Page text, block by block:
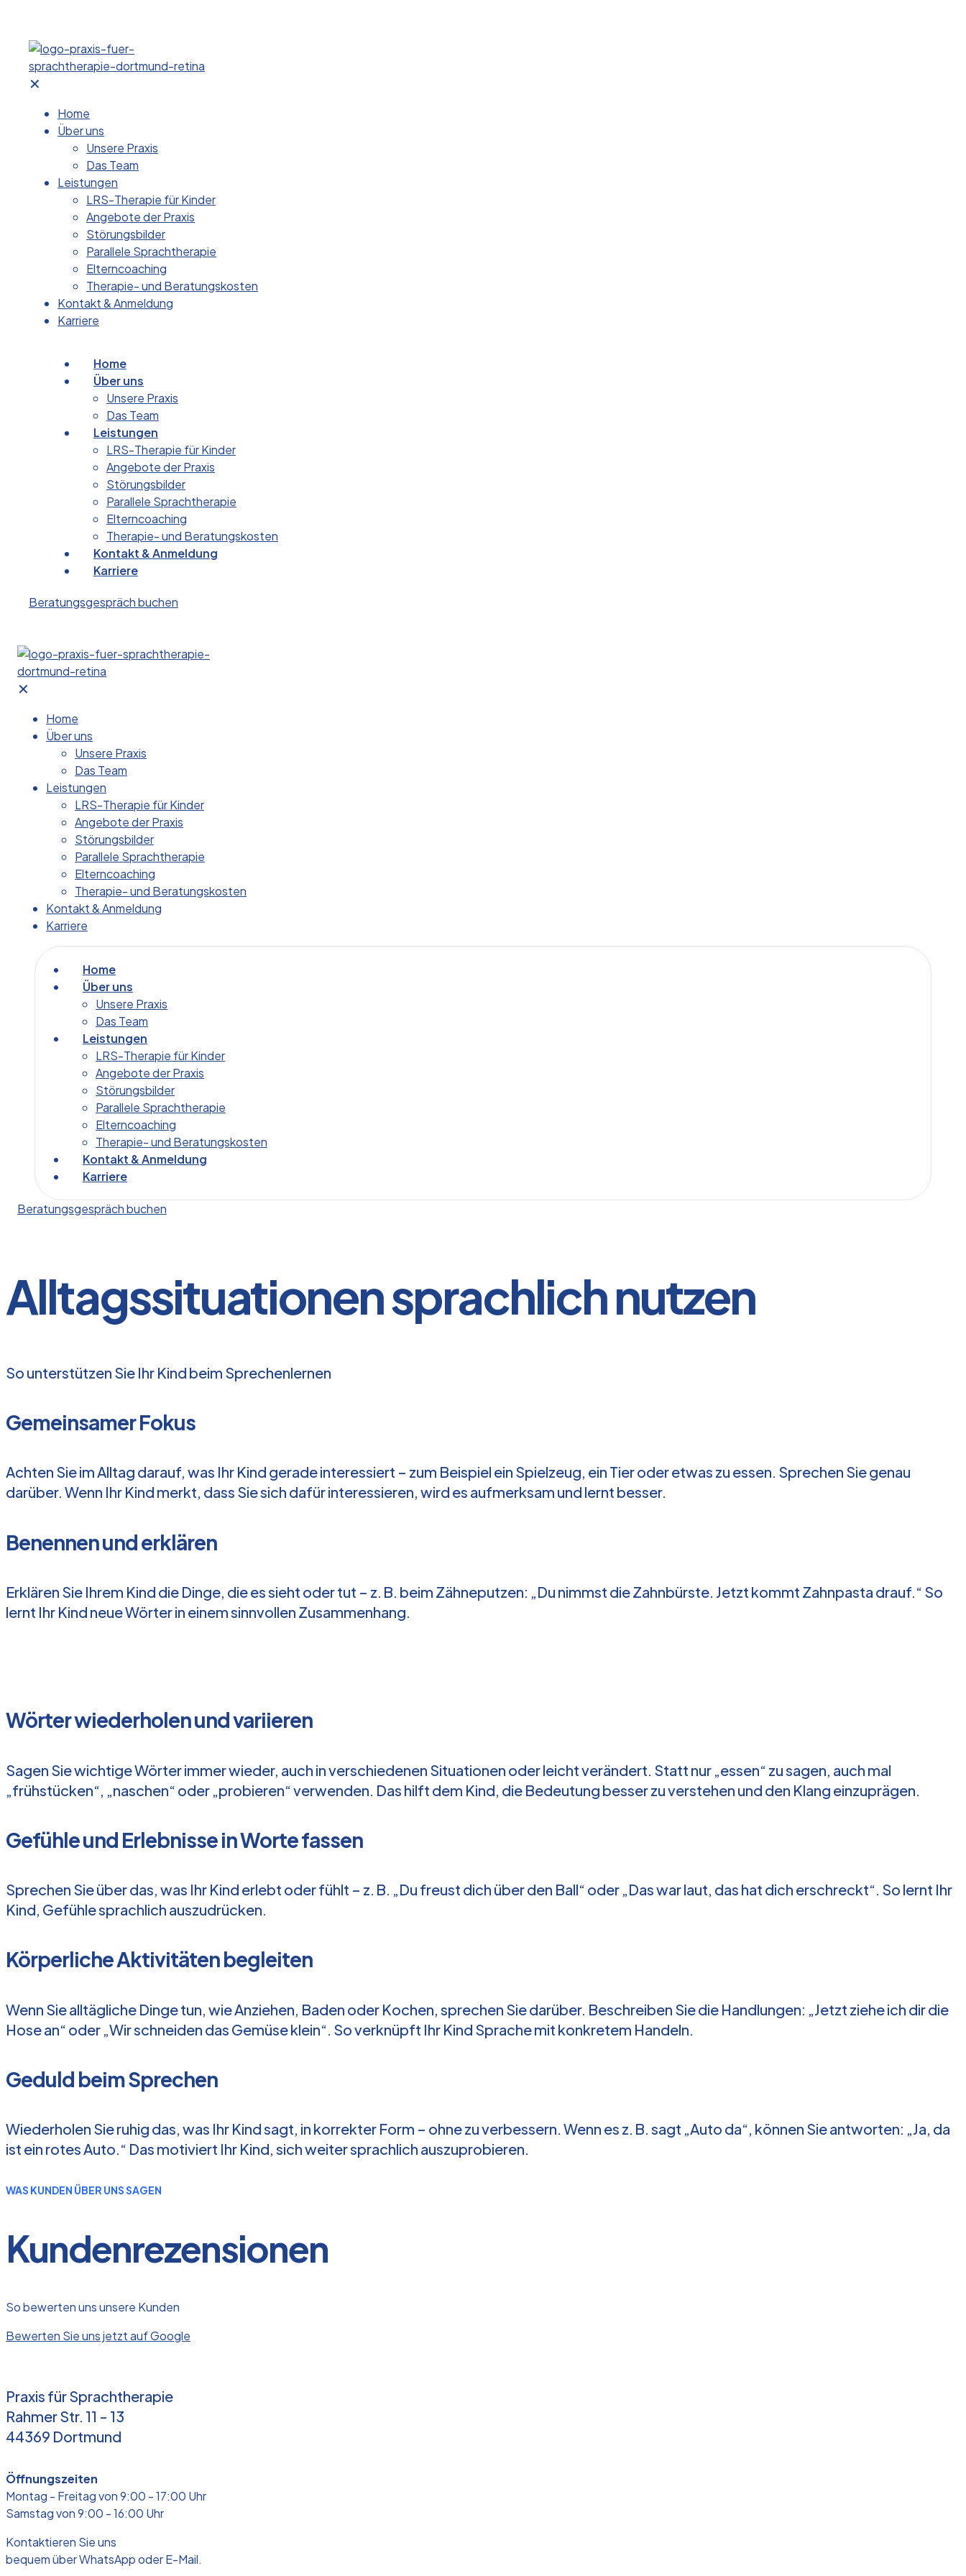
✕
Home
Über uns
Unsere Praxis
Das Team
Leistungen
LRS-Therapie für Kinder
Angebote der Praxis
Störungsbilder
Parallele Sprachtherapie
Elterncoaching
Therapie- und Beratungskosten
Kontakt & Anmeldung
Karriere
Home
Über uns
Unsere Praxis
Das Team
Leistungen
LRS-Therapie für Kinder
Angebote der Praxis
Störungsbilder
Parallele Sprachtherapie
Elterncoaching
Therapie- und Beratungskosten
Kontakt & Anmeldung
Karriere
Beratungsgespräch buchen
✕
Home
Über uns
Unsere Praxis
Das Team
Leistungen
LRS-Therapie für Kinder
Angebote der Praxis
Störungsbilder
Parallele Sprachtherapie
Elterncoaching
Therapie- und Beratungskosten
Kontakt & Anmeldung
Karriere
Home
Über uns
Unsere Praxis
Das Team
Leistungen
LRS-Therapie für Kinder
Angebote der Praxis
Störungsbilder
Parallele Sprachtherapie
Elterncoaching
Therapie- und Beratungskosten
Kontakt & Anmeldung
Karriere
Beratungsgespräch buchen
Alltagssituationen sprachlich nutzen
So unterstützen Sie Ihr Kind beim Sprechenlernen
Gemeinsamer Fokus
Achten Sie im Alltag darauf, was Ihr Kind gerade interessiert – zum Beispiel ein Spielzeug, ein Tier oder etwas zu essen. Sprechen Sie genau
darüber. Wenn Ihr Kind merkt, dass Sie sich dafür interessieren, wird es aufmerksam und lernt besser.
Benen­nen und erklären
Erklären Sie Ihrem Kind die Dinge, die es sieht oder tut – z. B. beim Zähneputzen: „Du nimmst die Zahnbürste. Jetzt kommt Zahnpasta drauf.“ So
lernt Ihr Kind neue Wörter in einem sinnvollen Zusammenhang.
Wörter wiederholen und variieren
Sagen Sie wichtige Wörter immer wieder, auch in verschiedenen Situationen oder leicht verändert. Statt nur „essen“ zu sagen, auch mal
„frühstücken“, „naschen“ oder „probieren“ verwenden. Das hilft dem Kind, die Bedeutung besser zu verstehen und den Klang einzuprägen.
Gefühle und Erlebnisse in Worte fassen
Sprechen Sie über das, was Ihr Kind erlebt oder fühlt – z. B. „Du freust dich über den Ball“ oder „Das war laut, das hat dich erschreckt“. So lernt Ihr
Kind, Gefühle sprachlich auszudrücken.
Körperliche Aktivitäten begleiten
Wenn Sie alltägliche Dinge tun, wie Anziehen, Baden oder Kochen, sprechen Sie darüber. Beschreiben Sie die Handlungen: „Jetzt ziehe ich dir die
Hose an“ oder „Wir schneiden das Gemüse klein“. So verknüpft Ihr Kind Sprache mit konkretem Handeln.
Geduld beim Sprechen
Wiederholen Sie ruhig das, was Ihr Kind sagt, in korrekter Form – ohne zu verbessern. Wenn es z. B. sagt „Auto da“, können Sie antworten: „Ja, da
ist ein rotes Auto.“ Das motiviert Ihr Kind, sich weiter sprachlich auszuprobieren.
WAS KUNDEN ÜBER UNS SAGEN
Kundenrezensionen
So bewerten uns unsere Kunden
Bewerten Sie uns jetzt auf Google
Praxis für Sprachtherapie
Rahmer Str. 11 - 13
44369 Dortmund
Öffnungszeiten
Montag - Freitag von 9:00 - 17:00 Uhr
Samstag von 9:00 - 16:00 Uhr
Kontaktieren Sie uns
bequem über WhatsApp oder E-Mail.